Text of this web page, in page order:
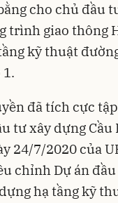
cho chủ đầu
trình giao thông
kỹ thuật
đã tích cực
tư xây dựng Cầu
24/7/2020 của
chỉnh Dự án
hạ tầng kỹ